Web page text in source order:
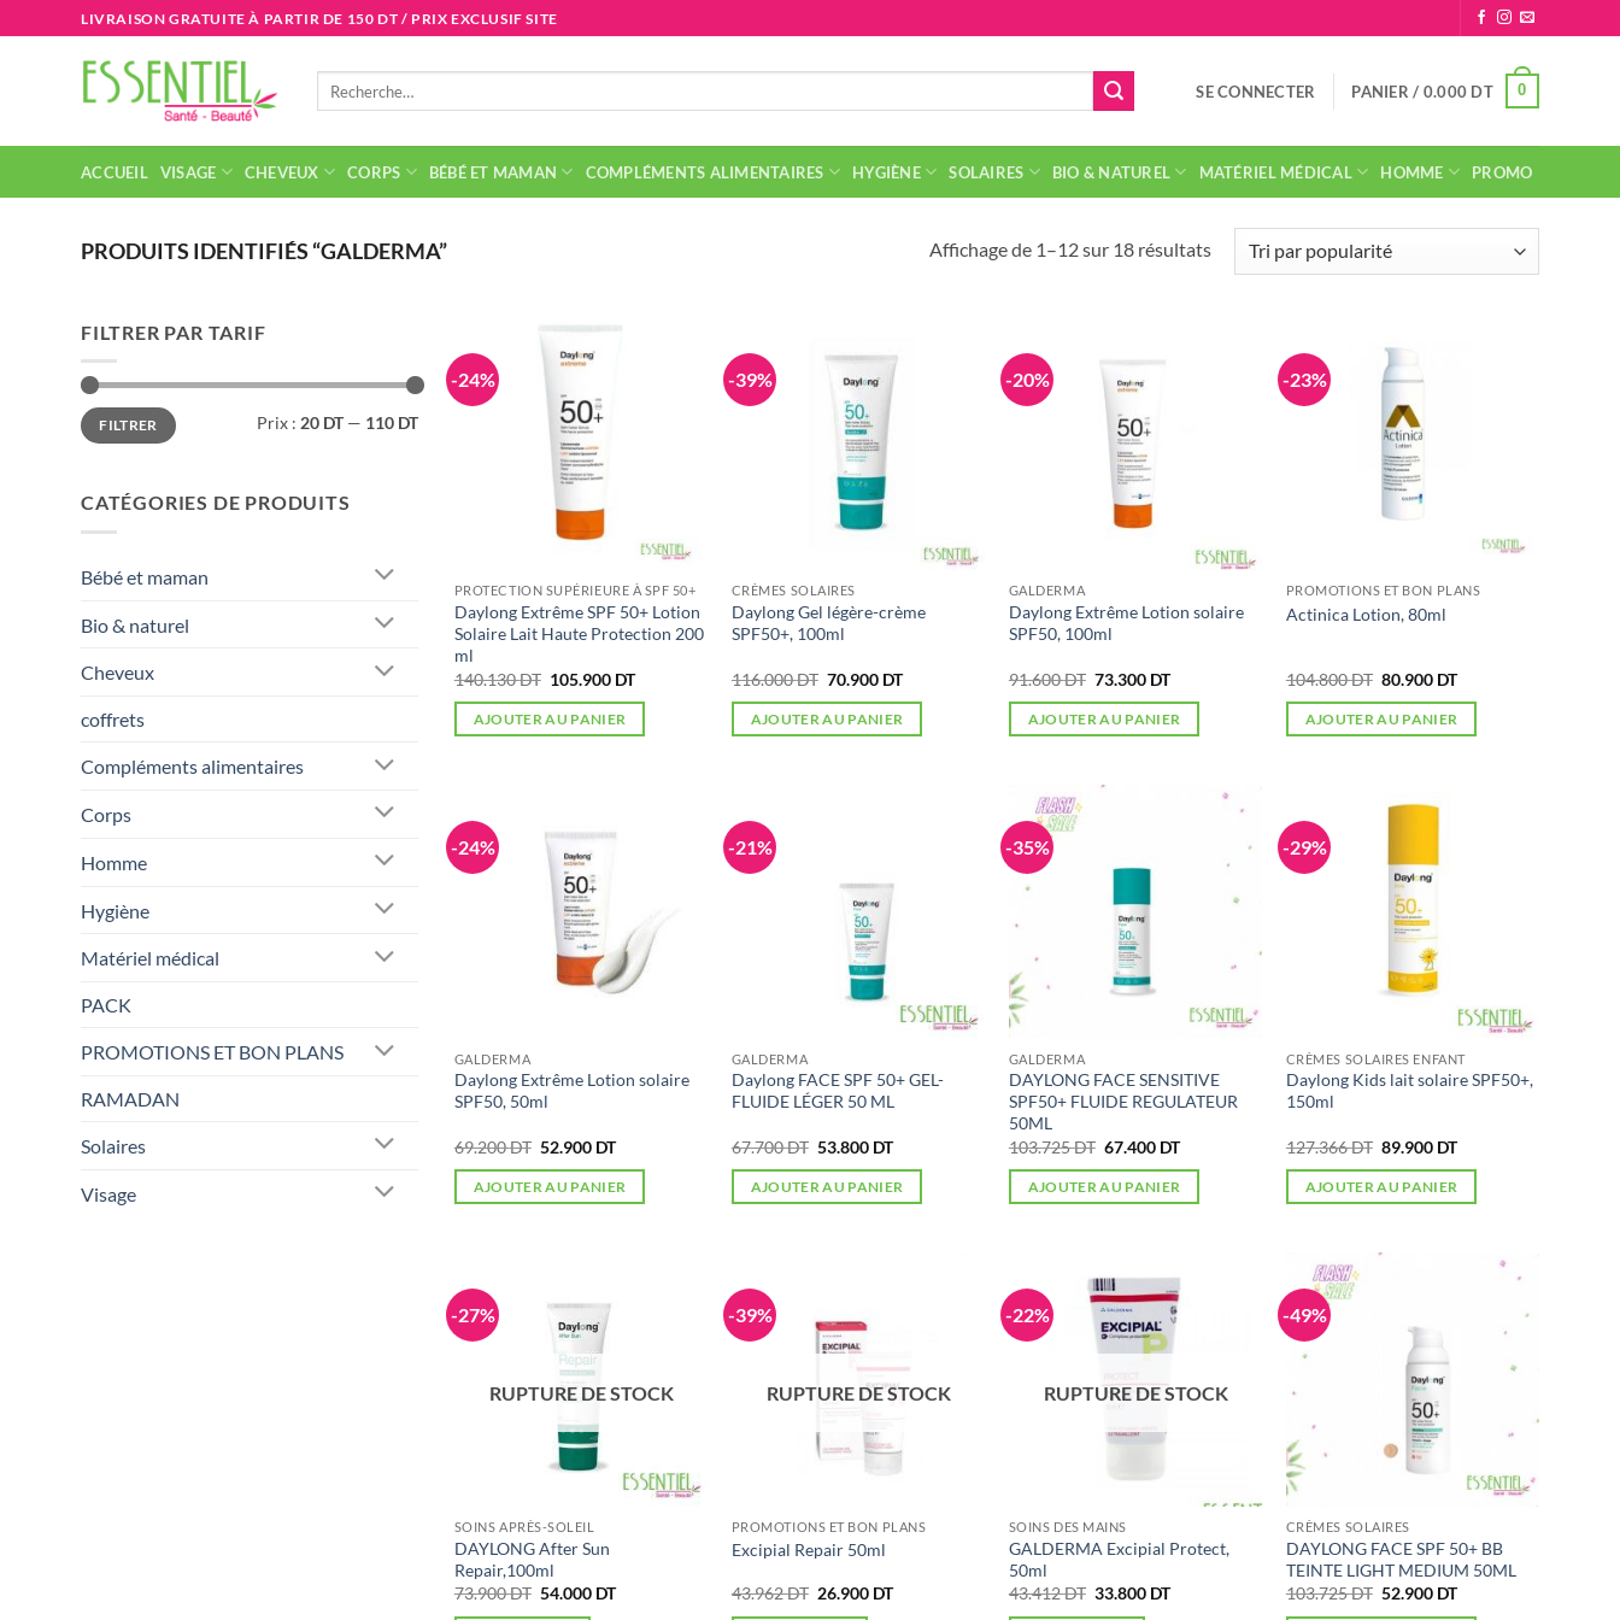
au
LIVRAISON GRATUITE À PARTIR DE 150 DT / PRIX EXCLUSIF SITE
SE CONNECTER PANIER / 0.000 DT 0
ACCUEIL VISAGE CHEVEUX CORPS BÉBÉ ET MAMAN COMPLÉMENTS ALIMENTAIRES HYGIÈNE SOLAIRES BIO & NATUREL MATÉRIEL MÉDICAL HOMME PROMO
PRODUITS IDENTIFIÉS “GALDERMA” Affichage de 1–12 sur 18 résultatsTrié
par
FILTRER PAR TARIF
Prix
min
Prix
maxFILTRER Prix : 20 DT— 110 DT
CATÉGORIES DE PRODUITS
Bébé et maman
Bio & naturel
Cheveux
coffrets
Compléments alimentaires
Corps
Homme
Hygiène
Matériel médical
PACK
PROMOTIONS ET BON PLANS
RAMADAN
Solaires
Visage
-24%
PROTECTION SUPÉRIEURE À SPF 50+
Daylong Extrême SPF 50+ Lotion
Solaire Lait Haute Protection 200
ml
140.130DT Le
initial
était :
105.900 DTLe
AJOUTER AU PANIER
-39%
CRÈMES SOLAIRES
Daylong Gel légère-crème
SPF50+, 100ml
116.000DT Le
initial
était :
70.900 DTLe
est :
AJOUTER AU PANIER
-20%
GALDERMA
Daylong Extrême Lotion solaire
SPF50, 100ml
91.600DT Le
initial
était :
73.300 DTLe
actuel
est :
AJOUTER AU PANIER
-23%
PROMOTIONS ET BON PLANS
Actinica Lotion, 80ml
104.800DT Le
initial
était :
80.900 DTLe
est :
AJOUTER AU PANIER
-24%
GALDERMA
Daylong Extrême Lotion solaire
SPF50, 50ml
69.200DT Le
initial
était :
52.900 DTLe
actuel
est :
AJOUTER AU PANIER
-21%
GALDERMA
Daylong FACE SPF 50+ GEL-
FLUIDE LÉGER 50 ML
67.700DT Le
initial
était :
53.800 DTLe
actuel
est :
AJOUTER AU PANIER
-35%
GALDERMA
DAYLONG FACE SENSITIVE
SPF50+ FLUIDE REGULATEUR
50ML
103.725DT Le
initial
était :
67.400 DTLe
est :
AJOUTER AU PANIER
-29%
CRÈMES SOLAIRES ENFANT
Daylong Kids lait solaire SPF50+,
150ml
127.366DT Le
initial
était :
89.900 DTLe
est :
AJOUTER AU PANIER
-27%
RUPTURE DE STOCK
SOINS APRÈS-SOLEIL
DAYLONG After Sun
Repair,100ml
73.900DT Le
54.000 DTLe
-39%
RUPTURE DE STOCK
PROMOTIONS ET BON PLANS
Excipial Repair 50ml
43.962DT Le
26.900 DTLe
-22%
RUPTURE DE STOCK
SOINS DES MAINS
GALDERMA Excipial Protect,
50ml
43.412DT Le
33.800 DTLe
-49%
CRÈMES SOLAIRES
DAYLONG FACE SPF 50+ BB
TEINTE LIGHT MEDIUM 50ML
103.725DT Le
52.900 DTLe